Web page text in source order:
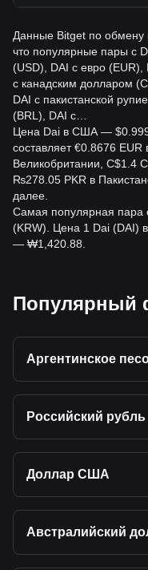
Данные Bitget по обмену
что популярные пары с
(USD), DAI с евро
с канадским долларом
DAI с пакистанской
(BRL), DAI с…
Цена Dai в США —
составляет €0.8676
Великобритании, C$1.4
₨278.05 PKR в
далее.
Самая популярная пара
(KRW). Цена 1 Dai (DAI)
— ₩1,420.88.
Популярный
Аргентинское
Российский рубль
Доллар США
Австралийский